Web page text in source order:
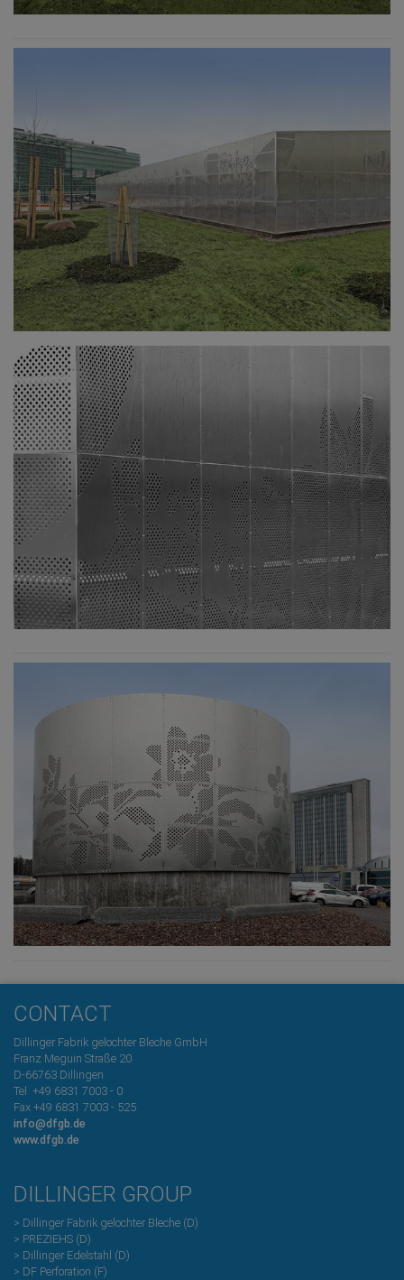
CONTACT
Dillinger Fabrik gelochter Bleche GmbH
Franz Meguin Straße 20
D-66763 Dillingen
Tel +49 6831 7003 - 0
Fax +49 6831 7003 - 525
info@dfgb.de
www.dfgb.de
DILLINGER GROUP
> Dillinger Fabrik gelochter Bleche (D)
> PREZIEHS (D)
> Dillinger Edelstahl (D)
> DF Perforation (F)